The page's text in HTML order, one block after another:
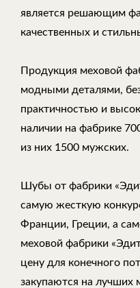
является решающим
качественных и
Продукция меховой
модными деталями,
практичностью и
наличии на фабрике
из них 1500 мужских.
Шубы от фабрики
самую жесткую
Франции, Греции, а
меховой фабрики
цену для конечного
закупаются на лучших